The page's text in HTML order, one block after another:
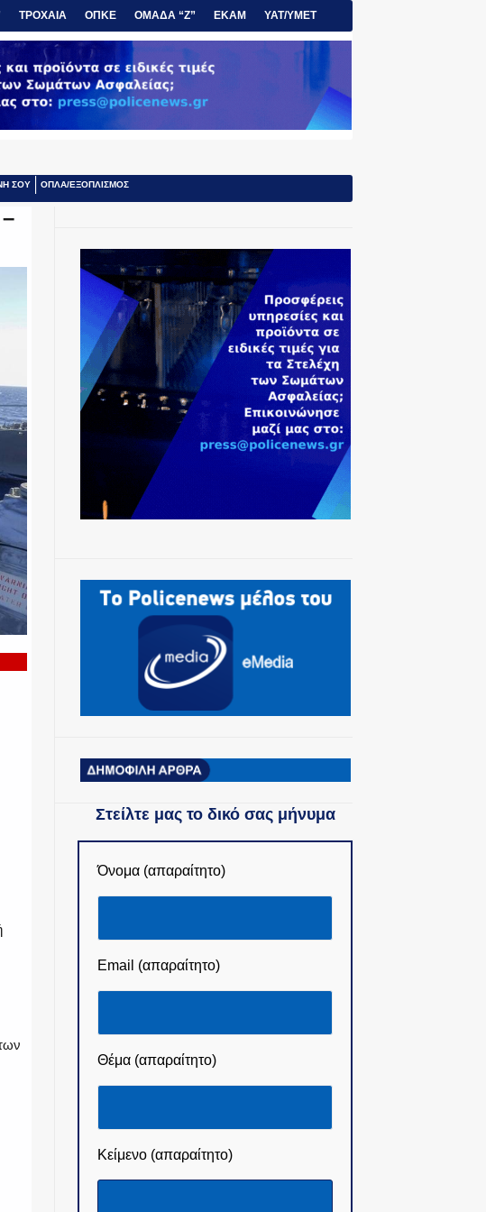
ΤΡΟΧΑΙΑ ΟΠΚΕ ΟΜΑΔΑ “Ζ” ΕΚΑΜ ΥΑΤ/ΥΜΕΤ
ΣΟΥ ΟΠΛΑ/ΕΞΟΠΛΙΣΜΟΣ
Στείλτε μας το δικό σας μήνυμα
Όνομα (απαραίτητο)
Email (απαραίτητο)
Θέμα (απαραίτητο)
Κείμενο (απαραίτητο)